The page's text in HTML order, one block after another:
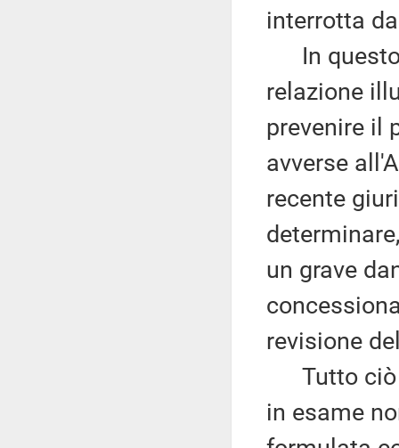
interrotta
In questo
relazione
prevenire il
avverse
recente
un grave
revisione
Tutto ciò
in esame